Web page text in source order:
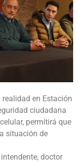
en Estación
ciudadana
permitirá que
situación de
doctor